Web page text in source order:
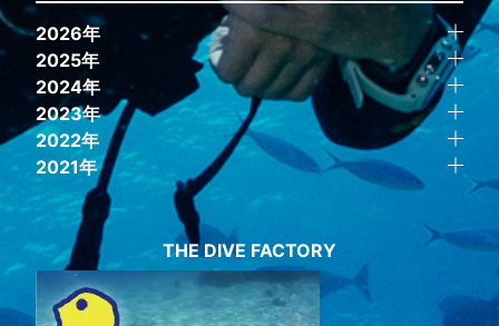
2026年
2025年
2024年
2023年
2022年
2021年
THE DIVE FACTORY